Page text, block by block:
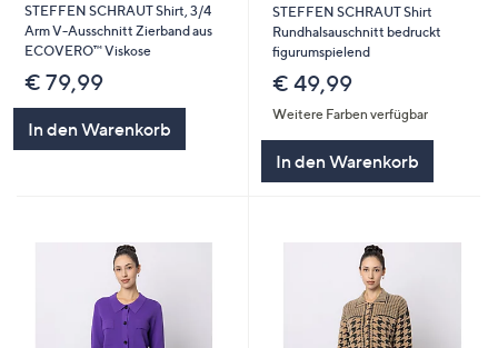
STEFFEN SCHRAUT Shirt, 3/4
Arm V-Ausschnitt Zierband aus
ECOVERO™ Viskose
€ 79,99
In den Warenkorb
STEFFEN SCHRAUT Shirt
Rundhalsauschnitt bedruckt
figurumspielend
€ 49,99
Weitere Farben verfügbar
In den Warenkorb